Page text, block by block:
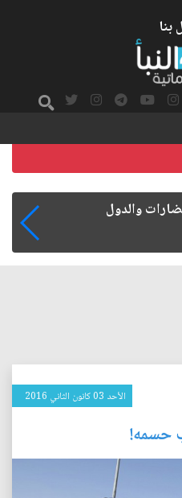
بنا
صفيح ساخن
الأحد 03 كانون الثاني 2016
حسمه!